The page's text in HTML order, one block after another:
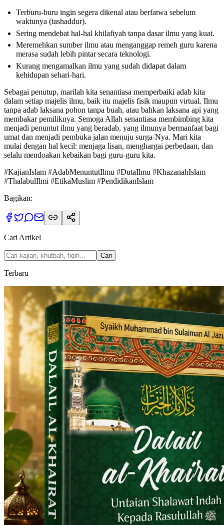
Terburu-buru ingin segera dikenal atau berfatwa sebelum
waktunya (tashaddur).
Sering mendebat hal-hal khilafiyah tanpa dasar ilmu yang kuat.
Meremehkan sumber ilmu atau menganggap remeh guru karena
merasa sudah lebih pintar secara teknologi.
Kurang mengamalkan ilmu yang sudah didapat dalam
kehidupan sehari-hari.
Sebagai penutup, marilah kita senantiasa memperbaiki adab kita
dalam setiap majelis ilmu, baik itu majelis fisik maupun virtual. Ilmu
tanpa adab laksana pohon tanpa buah, atau bahkan laksana api yang
membakar pemiliknya. Semoga Allah senantiasa membimbing kita
menjadi penuntut ilmu yang beradab, yang ilmunya bermanfaat bagi
umat dan menjadi pembuka jalan menuju surga-Nya. Mari kita
mulai dengan hal kecil: menjaga lisan, menghargai perbedaan, dan
selalu mendoakan kebaikan bagi guru-guru kita.
#KajianIslam #AdabMenuntutIlmu #DutaIlmu #KhazanahIslam
#ThalabulIlmi #EtikaMuslim #PendidikanIslam
Bagikan:
Cari Artikel
Cari
Terbaru